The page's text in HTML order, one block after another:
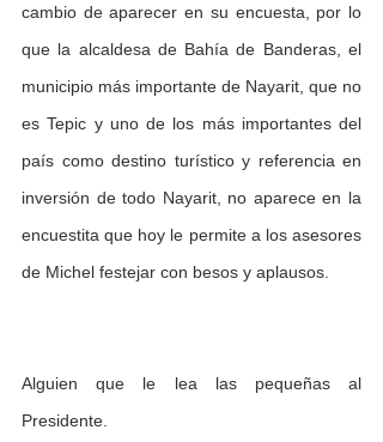
cambio de aparecer en su encuesta, por lo
que la alcaldesa de Bahía de Banderas, el
municipio más importante de Nayarit, que no
es Tepic y uno de los más importantes del
país como destino turístico y referencia en
inversión de todo Nayarit, no aparece en la
encuestita que hoy le permite a los asesores
de Michel festejar con besos y aplausos.
Alguien que le lea las pequeñas al
Presidente.